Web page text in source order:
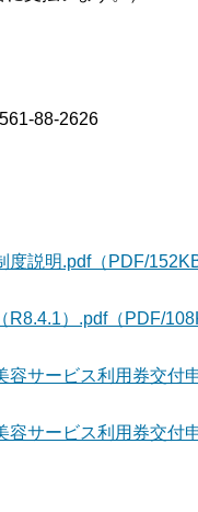
88-2626
説明.pdf（PDF/152KB
）.pdf（PDF/
容サービス利用券交付
容サービス利用券交付